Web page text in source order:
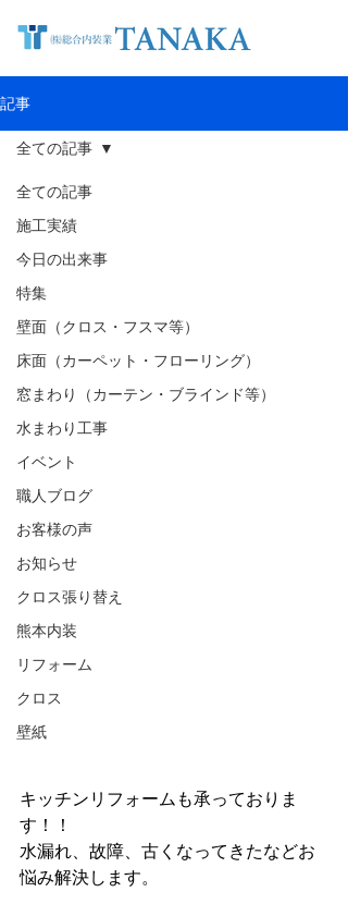
記事
全ての記事
施工実績
今日の出来事
特集
壁面（クロス・フスマ等）
床面（カーペット・フローリング）
窓まわり（カーテン・ブラインド等）
水まわり工事
イベント
職人ブログ
お客様の声
お知らせ
クロス張り替え
熊本内装
リフォーム
クロス
壁紙
全ての記事
キッチンリフォームも承っておりま
す！！
水漏れ、故障、古くなってきたなどお
悩み解決します。